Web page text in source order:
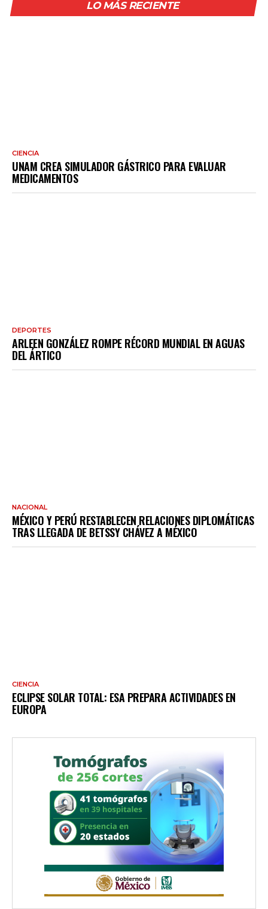
LO MÁS RECIENTE
CIENCIA
UNAM CREA SIMULADOR GÁSTRICO PARA EVALUAR
MEDICAMENTOS
DEPORTES
ARLEEN GONZÁLEZ ROMPE RÉCORD MUNDIAL EN AGUAS
DEL ÁRTICO
NACIONAL
MÉXICO Y PERÚ RESTABLECEN RELACIONES DIPLOMÁTICAS
TRAS LLEGADA DE BETSSY CHÁVEZ A MÉXICO
CIENCIA
ECLIPSE SOLAR TOTAL: ESA PREPARA ACTIVIDADES EN
EUROPA